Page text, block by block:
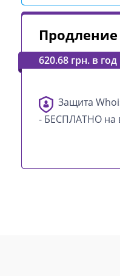
Продление
620.68 грн. в год
Защита
- БЕСПЛАТНО на